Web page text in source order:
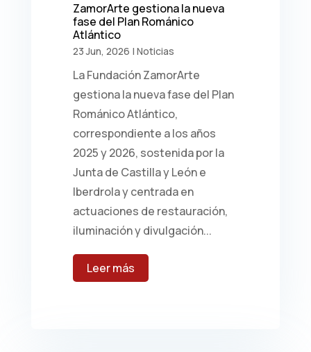
ZamorArte gestiona la nueva
fase del Plan Románico
Atlántico
23 Jun, 2026 | Noticias
La Fundación ZamorArte
gestiona la nueva fase del Plan
Románico Atlántico,
correspondiente a los años
2025 y 2026, sostenida por la
Junta de Castilla y León e
Iberdrola y centrada en
actuaciones de restauración,
iluminación y divulgación...
leer más